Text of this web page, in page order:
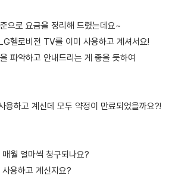
으로 요금을 정리해 드렸는데요~
헬로비전 TV를 이미 사용하고 계셔서요!
파악하고 안내드리는 게 좋을 듯하여
하고 계신데 모두 약정이 만료되었을까요?!
월 얼마씩 청구되나요?
용하고 계신지요?